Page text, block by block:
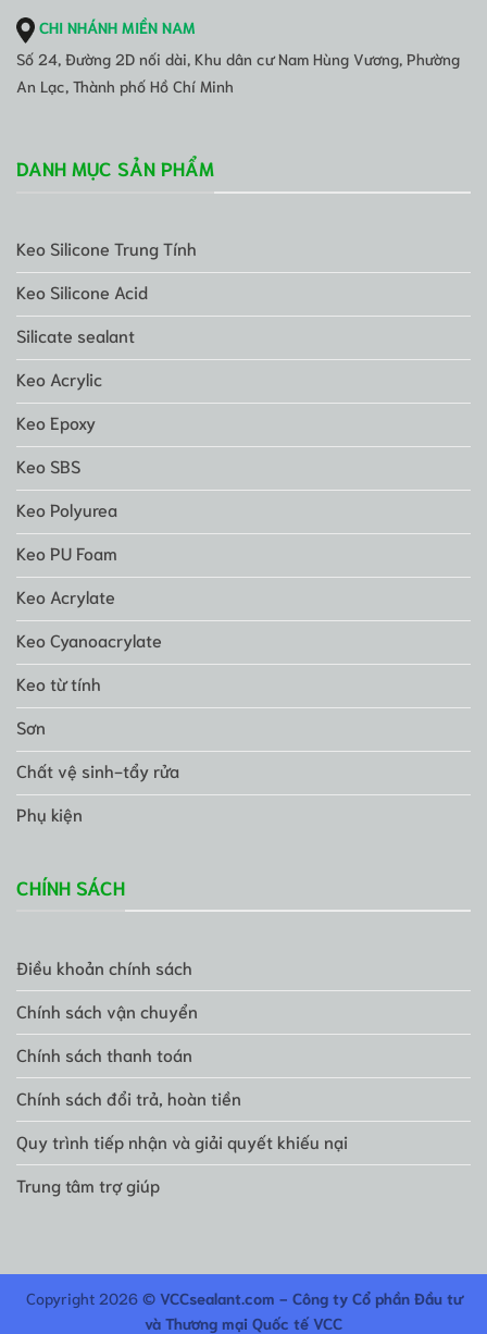
CHI NHÁNH MIỀN NAM
Số 24, Đường 2D nối dài, Khu dân cư Nam Hùng Vương, Phường
An Lạc, Thành phố Hồ Chí Minh
DANH MỤC SẢN PHẨM
Keo Silicone Trung Tính
Keo Silicone Acid
Silicate sealant
Keo Acrylic
Keo Epoxy
Keo SBS
Keo Polyurea
Keo PU Foam
Keo Acrylate
Keo Cyanoacrylate
Keo từ tính
Sơn
Chất vệ sinh-tẩy rửa
Phụ kiện
CHÍNH SÁCH
Điều khoản chính sách
Chính sách vận chuyển
Chính sách thanh toán
Chính sách đổi trả, hoàn tiền
Quy trình tiếp nhận và giải quyết khiếu nại
Trung tâm trợ giúp
Copyright 2026 © VCCsealant.com - Công ty Cổ phần Đầu tư
và Thương mại Quốc tế VCC